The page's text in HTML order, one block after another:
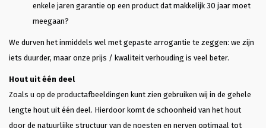
enkele jaren garantie op een product dat makkelijk 30 jaar moet
meegaan?
We durven het inmiddels wel met gepaste arrogantie te zeggen: we zijn
iets duurder, maar onze prijs / kwaliteit verhouding is veel beter.
Hout uit één deel
Zoals u op de productafbeeldingen kunt zien gebruiken wij in de gehele
lengte hout uit één deel. Hierdoor komt de schoonheid van het hout
door de natuurlijke structuur van de noesten en nerven optimaal tot